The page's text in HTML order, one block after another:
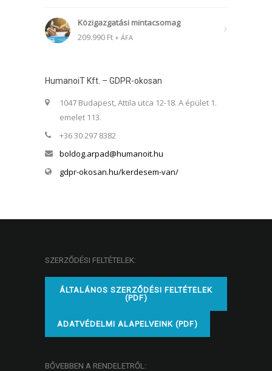
Közigazgatási mintacsomag
209.990 Ft + ÁFA
HumanoiT Kft. – GDPR-okosan
1047 Budapest, Attila utca 12-18. A épület 1.
emelet 113.
+36 30 297 8382
boldog.arpad@humanoit.hu
gdpr-okosan.hu/kerdesem-van/
SZERZŐDÉSI FELTÉTELEK:
ÁLTALÁNOS SZERZŐDÉSI FELTÉTELEK
(PDF)
ADATVÉDELMI ALAPELVEINK (PDF)
BŐVEBBEN A RENDELETRŐL: